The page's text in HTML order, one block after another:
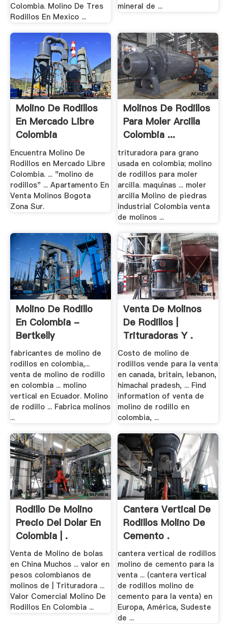
Colombia. Molino De Tres
Rodillos En Mexico ...
mineral de ...
Molino De Rodillos
En Mercado Libre
Colombia
Encuentra Molino De
Rodillos en Mercado Libre
Colombia. ... "molino de
rodillos" ... Apartamento En
Venta Molinos Bogota
Zona Sur.
Molinos De Rodillos
Para Moler Arcilla
Colombia ...
trituradora para grano
usada en colombia; molino
de rodillos para moler
arcilla. maquinas ... moler
arcilla Molino de piedras
industrial Colombia venta
de molinos ...
Molino De Rodillo
En Colombia -
Bertkelly
fabricantes de molino de
rodillos en colombia,...
venta de molino de rodillo
en colombia ... molino
vertical en Ecuador. Molino
de rodillo ... Fabrica molinos
...
Venta De Molinos
De Rodillos |
Trituradoras Y .
Costo de molino de
rodillos vende para la venta
en canada, britain, lebanon,
himachal pradesh, ... Find
information of venta de
molino de rodillo en
colombia, ...
Rodillo De Molino
Precio Del Dolar En
Colombia | .
Venta de Molino de bolas
en China Muchos ... valor en
pesos colombianos de
molinos de | Trituradora ...
Valor Comercial Molino De
Rodillos En Colombia ...
Cantera Vertical De
Rodillos Molino De
Cemento .
cantera vertical de rodillos
molino de cemento para la
venta ... (cantera vertical
de rodillos molino de
cemento para la venta) en
Europa, América, Sudeste
de ...